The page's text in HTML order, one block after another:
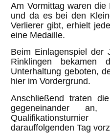
Am Vormittag waren
und da es bei den
Verlierer gibt, erhielt
eine Medaille.
Beim Einlagenspiel der
Rinklingen
Unterhaltung geboten,
hier im Vordergrund.
Anschließend traten
gegeneinander
darauffolgenden Tag